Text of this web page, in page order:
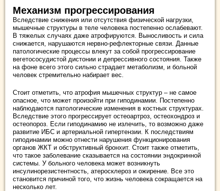
Механизм прогрессирования
Вследствие снижения или отсутствия физической нагрузки,
мышечные структуры в теле человека постепенно ослабевают.
В тяжелых случаях даже атрофируются. Выносливость и сила
снижается, нарушаются нервно-рефлекторные связи. Данные
патологические процессы влекут за собой прогрессирование
вегетососудистой дистонии и депрессивного состояния. Также
на фоне всего этого сильно страдает метаболизм, и больной
человек стремительно набирает вес.
Стоит отметить, что атрофия мышечных структур – не самое
опасное, что может произойти при гиподинамии. Постепенно
наблюдаются патологические изменения в костных структурах.
Вследствие этого прогрессирует остеоартроз, остеохондроз и
остеопороз. Если гиподинамию не излечить, то возможно даже
развитие ИБС и артериальной гипертензии. К последствиям
гиподинамии можно отнести нарушения функционирования
органов ЖКТ и обструктивный бронхит. Стоит также отметить,
что такое заболевание сказывается на состоянии эндокринной
системы. У больного человека может возникнуть
инсулинорезистентность, атеросклероз и ожирение. Все это
становится причиной того, что жизнь человека сокращается на
несколько лет.